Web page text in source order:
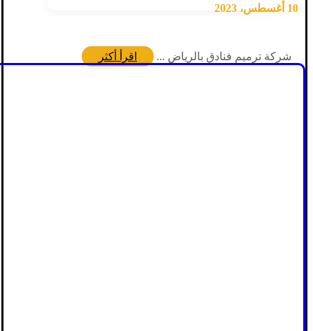
10 أغسطس، 2023
شركة ترميم فنادق بالرياض ... اقرأ أكثر